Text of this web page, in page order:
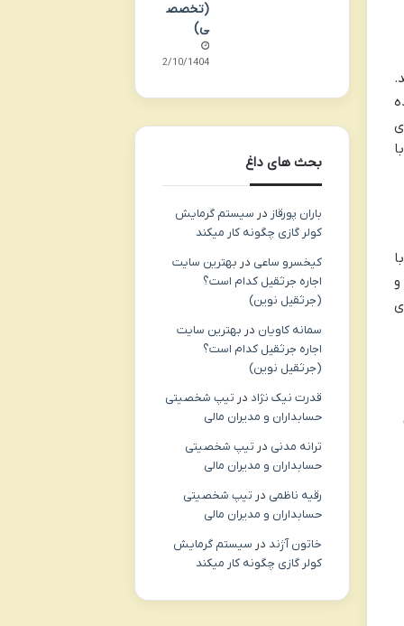
(تخصص
ی)
02/10/1404
بحث های داغ
باران پورقاز در سیستم گرمایش
کولر گازی چگونه کار میکند
کیخسرو ساعی در بهترین سایت
اجاره جرثقیل کدام است؟
(جرثقیل نوین)
سمانه کاویان در بهترین سایت
اجاره جرثقیل کدام است؟
(جرثقیل نوین)
قدرت نیک نژاد در تیپ شخصیتی
حسابداران و مدیران مالی
ترانه مدنی در تیپ شخصیتی
حسابداران و مدیران مالی
رقیه ناظمی در تیپ شخصیتی
حسابداران و مدیران مالی
خاتون آژند در سیستم گرمایش
کولر گازی چگونه کار میکند